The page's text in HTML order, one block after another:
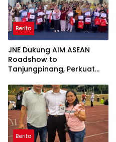
Berita
JNE Dukung AIM ASEAN
Roadshow to
Tanjungpinang, Perkuat
Pemanfaatan Teknologi AI
Berita